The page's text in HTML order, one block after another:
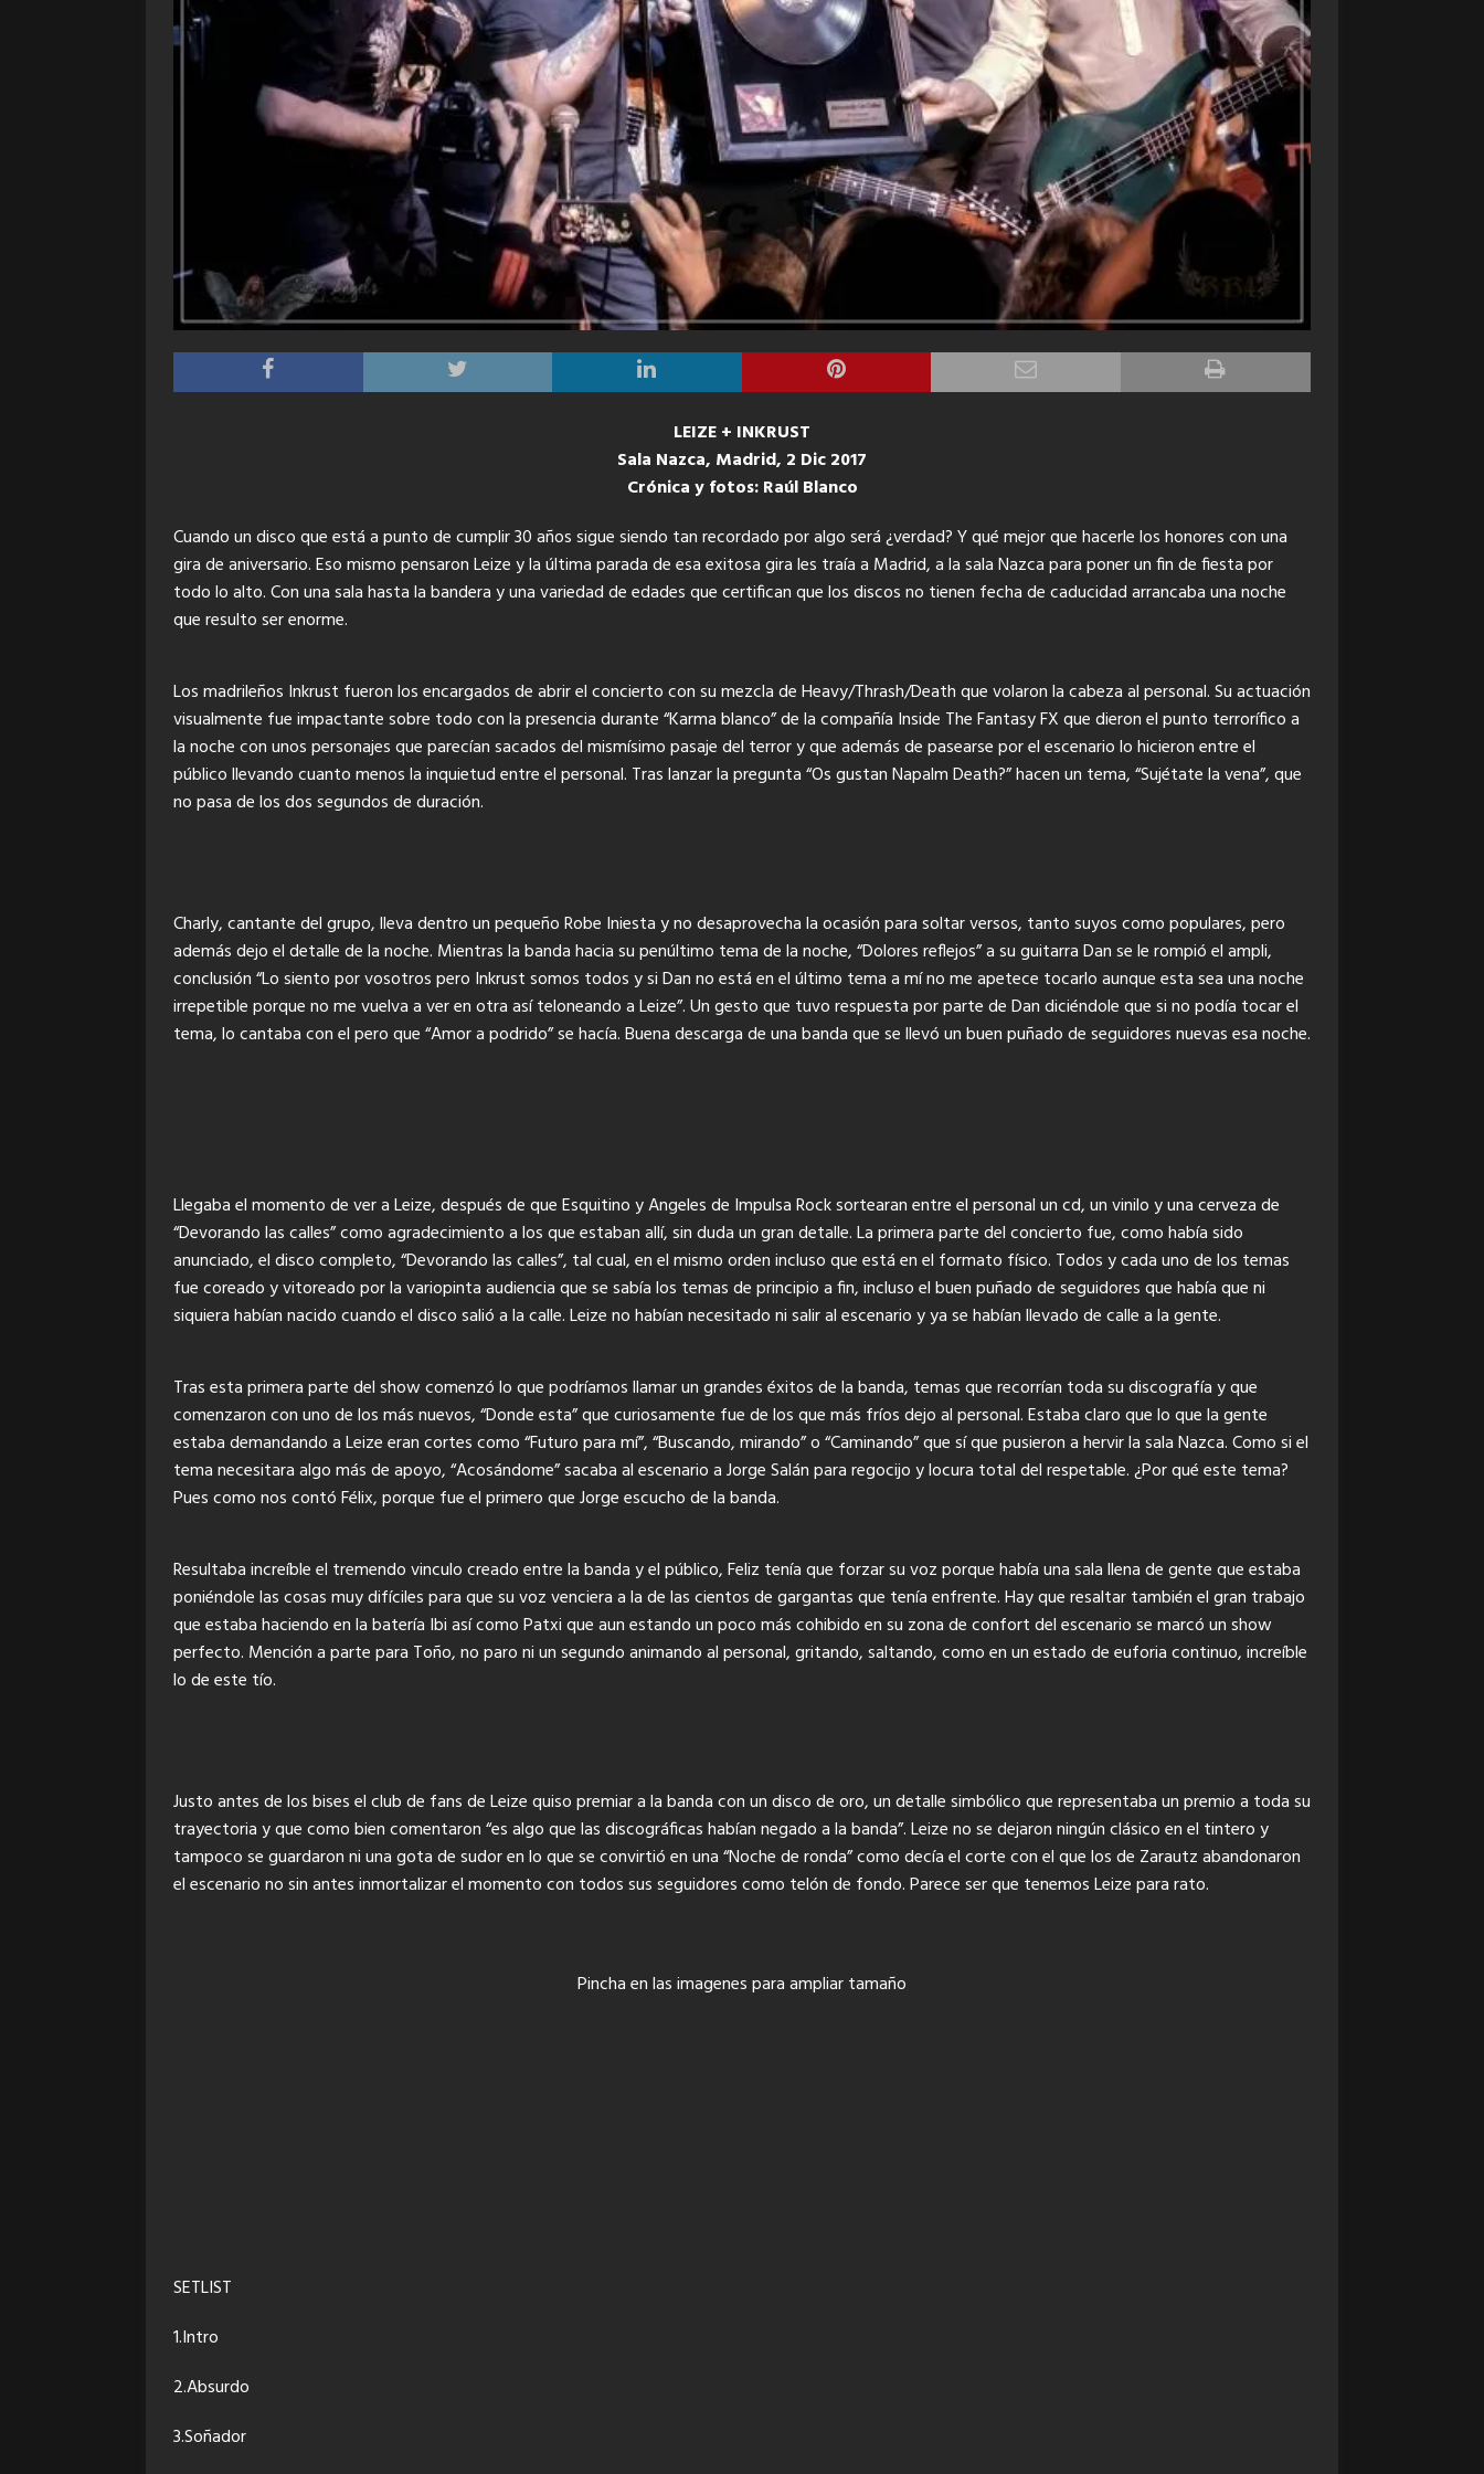
LEIZE + INKRUST
Sala Nazca, Madrid, 2 Dic 2017
Crónica y fotos: Raúl Blanco
Cuando un disco que está a punto de cumplir 30 años sigue siendo tan recordado por algo será ¿verdad? Y qué mejor que hacerle los honores con una
gira de aniversario. Eso mismo pensaron Leize y la última parada de esa exitosa gira les traía a Madrid, a la sala Nazca para poner un fin de fiesta por
todo lo alto. Con una sala hasta la bandera y una variedad de edades que certifican que los discos no tienen fecha de caducidad arrancaba una noche
que resulto ser enorme.
Los madrileños Inkrust fueron los encargados de abrir el concierto con su mezcla de Heavy/Thrash/Death que volaron la cabeza al personal. Su actuación
visualmente fue impactante sobre todo con la presencia durante “Karma blanco” de la compañía Inside The Fantasy FX que dieron el punto terrorífico a
la noche con unos personajes que parecían sacados del mismísimo pasaje del terror y que además de pasearse por el escenario lo hicieron entre el
público llevando cuanto menos la inquietud entre el personal. Tras lanzar la pregunta “Os gustan Napalm Death?” hacen un tema, “Sujétate la vena”, que
no pasa de los dos segundos de duración.
Charly, cantante del grupo, lleva dentro un pequeño Robe Iniesta y no desaprovecha la ocasión para soltar versos, tanto suyos como populares, pero
además dejo el detalle de la noche. Mientras la banda hacia su penúltimo tema de la noche, “Dolores reflejos” a su guitarra Dan se le rompió el ampli,
conclusión “Lo siento por vosotros pero Inkrust somos todos y si Dan no está en el último tema a mí no me apetece tocarlo aunque esta sea una noche
irrepetible porque no me vuelva a ver en otra así teloneando a Leize”. Un gesto que tuvo respuesta por parte de Dan diciéndole que si no podía tocar el
tema, lo cantaba con el pero que “Amor a podrido” se hacía. Buena descarga de una banda que se llevó un buen puñado de seguidores nuevas esa noche.
Llegaba el momento de ver a Leize, después de que Esquitino y Angeles de Impulsa Rock sortearan entre el personal un cd, un vinilo y una cerveza de
“Devorando las calles” como agradecimiento a los que estaban allí, sin duda un gran detalle. La primera parte del concierto fue, como había sido
anunciado, el disco completo, “Devorando las calles”, tal cual, en el mismo orden incluso que está en el formato físico. Todos y cada uno de los temas
fue coreado y vitoreado por la variopinta audiencia que se sabía los temas de principio a fin, incluso el buen puñado de seguidores que había que ni
siquiera habían nacido cuando el disco salió a la calle. Leize no habían necesitado ni salir al escenario y ya se habían llevado de calle a la gente.
Tras esta primera parte del show comenzó lo que podríamos llamar un grandes éxitos de la banda, temas que recorrían toda su discografía y que
comenzaron con uno de los más nuevos, “Donde esta” que curiosamente fue de los que más fríos dejo al personal. Estaba claro que lo que la gente
estaba demandando a Leize eran cortes como “Futuro para mí”, “Buscando, mirando” o “Caminando” que sí que pusieron a hervir la sala Nazca. Como si el
tema necesitara algo más de apoyo, “Acosándome” sacaba al escenario a Jorge Salán para regocijo y locura total del respetable. ¿Por qué este tema?
Pues como nos contó Félix, porque fue el primero que Jorge escucho de la banda.
Resultaba increíble el tremendo vinculo creado entre la banda y el público, Feliz tenía que forzar su voz porque había una sala llena de gente que estaba
poniéndole las cosas muy difíciles para que su voz venciera a la de las cientos de gargantas que tenía enfrente. Hay que resaltar también el gran trabajo
que estaba haciendo en la batería Ibi así como Patxi que aun estando un poco más cohibido en su zona de confort del escenario se marcó un show
perfecto. Mención a parte para Toño, no paro ni un segundo animando al personal, gritando, saltando, como en un estado de euforia continuo, increíble
lo de este tío.
Justo antes de los bises el club de fans de Leize quiso premiar a la banda con un disco de oro, un detalle simbólico que representaba un premio a toda su
trayectoria y que como bien comentaron “es algo que las discográficas habían negado a la banda”. Leize no se dejaron ningún clásico en el tintero y
tampoco se guardaron ni una gota de sudor en lo que se convirtió en una “Noche de ronda” como decía el corte con el que los de Zarautz abandonaron
el escenario no sin antes inmortalizar el momento con todos sus seguidores como telón de fondo. Parece ser que tenemos Leize para rato.
Pincha en las imagenes para ampliar tamaño
SETLIST
1.Intro
2.Absurdo
3.Soñador